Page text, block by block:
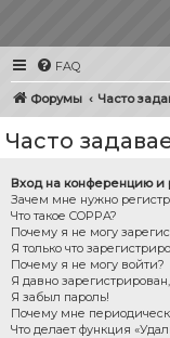
FAQ
Форумы Часто
Часто
Вход на конференцию и
Зачем мне нужно
Что такое COPPA?
Почему я не могу
Я только что
Почему я не могу войти?
Я давно
Я забыл пароль!
Почему мне
Что делает функция